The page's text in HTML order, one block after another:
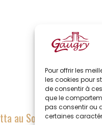
Pour offrir les
les cookies pour
de consentir à
que le
pas consentir ou
certaines